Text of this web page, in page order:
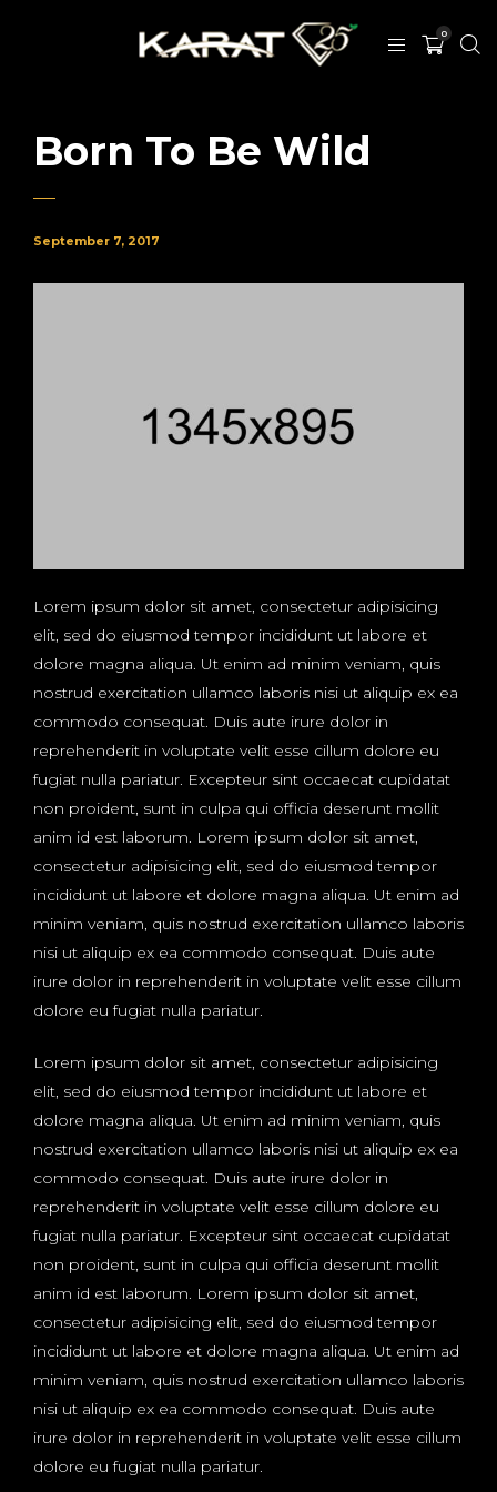
0
Born To Be Wild
September 7, 2017
Lorem ipsum dolor sit amet, consectetur adipisicing
elit, sed do eiusmod tempor incididunt ut labore et
dolore magna aliqua. Ut enim ad minim veniam, quis
nostrud exercitation ullamco laboris nisi ut aliquip ex ea
commodo consequat. Duis aute irure dolor in
reprehenderit in voluptate velit esse cillum dolore eu
fugiat nulla pariatur. Excepteur sint occaecat cupidatat
non proident, sunt in culpa qui officia deserunt mollit
anim id est laborum. Lorem ipsum dolor sit amet,
consectetur adipisicing elit, sed do eiusmod tempor
incididunt ut labore et dolore magna aliqua. Ut enim ad
minim veniam, quis nostrud exercitation ullamco laboris
nisi ut aliquip ex ea commodo consequat. Duis aute
irure dolor in reprehenderit in voluptate velit esse cillum
dolore eu fugiat nulla pariatur.
Lorem ipsum dolor sit amet, consectetur adipisicing
elit, sed do eiusmod tempor incididunt ut labore et
dolore magna aliqua. Ut enim ad minim veniam, quis
nostrud exercitation ullamco laboris nisi ut aliquip ex ea
commodo consequat. Duis aute irure dolor in
reprehenderit in voluptate velit esse cillum dolore eu
fugiat nulla pariatur. Excepteur sint occaecat cupidatat
non proident, sunt in culpa qui officia deserunt mollit
anim id est laborum. Lorem ipsum dolor sit amet,
consectetur adipisicing elit, sed do eiusmod tempor
incididunt ut labore et dolore magna aliqua. Ut enim ad
minim veniam, quis nostrud exercitation ullamco laboris
nisi ut aliquip ex ea commodo consequat. Duis aute
irure dolor in reprehenderit in voluptate velit esse cillum
dolore eu fugiat nulla pariatur.